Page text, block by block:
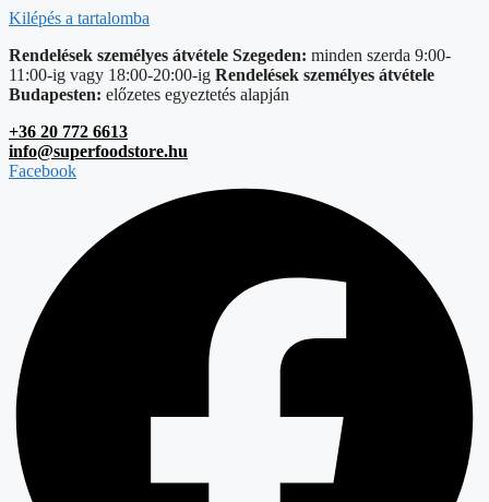
Kilépés a tartalomba
Rendelések személyes átvétele Szegeden: minden szerda 9:00-
11:00-ig vagy 18:00-20:00-ig Rendelések személyes átvétele
Budapesten: előzetes egyeztetés alapján
+36 20 772 6613
info@superfoodstore.hu
Facebook